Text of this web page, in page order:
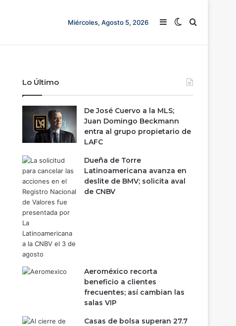
Miércoles, Agosto 5, 2026 Barra lateral
Switch skin
Buscar
Lo Último
De José Cuervo a la MLS;
Juan Domingo Beckmann
entra al grupo propietario de
LAFC
Dueña de Torre
Latinoamericana avanza en
deslite de BMV; solicita aval
de CNBV
Aeroméxico recorta
beneficio a clientes
frecuentes; así cambian las
salas VIP
Casas de bolsa superan 27.7